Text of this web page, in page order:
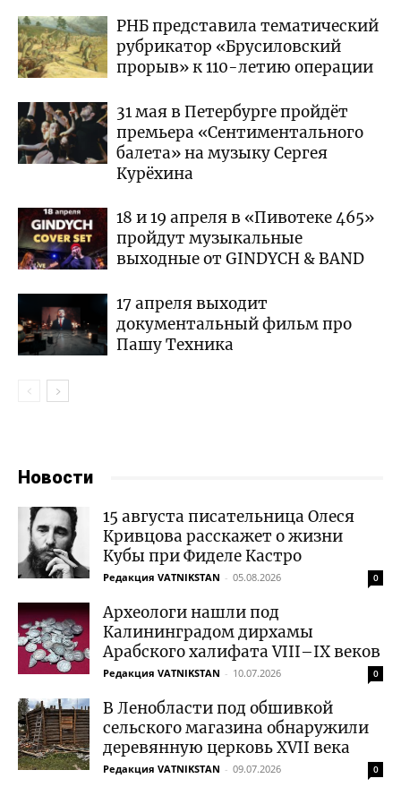
РНБ представила тематический
рубрикатор «Брусиловский
прорыв» к 110-летию операции
31 мая в Петербурге пройдёт
премьера «Сентиментального
балета» на музыку Сергея
Курёхина
18 и 19 апреля в «Пивотеке 465»
пройдут музыкальные
выходные от GINDYCH & BAND
17 апреля выходит
документальный фильм про
Пашу Техника
Новости
15 августа писательница Олеся
Кривцова расскажет о жизни
Кубы при Фиделе Кастро
Редакция VATNIKSTAN - 05.08.2026 0
Археологи нашли под
Калининградом дирхамы
Арабского халифата VIII–IX веков
Редакция VATNIKSTAN - 10.07.2026 0
В Ленобласти под обшивкой
сельского магазина обнаружили
деревянную церковь XVII века
Редакция VATNIKSTAN - 09.07.2026 0